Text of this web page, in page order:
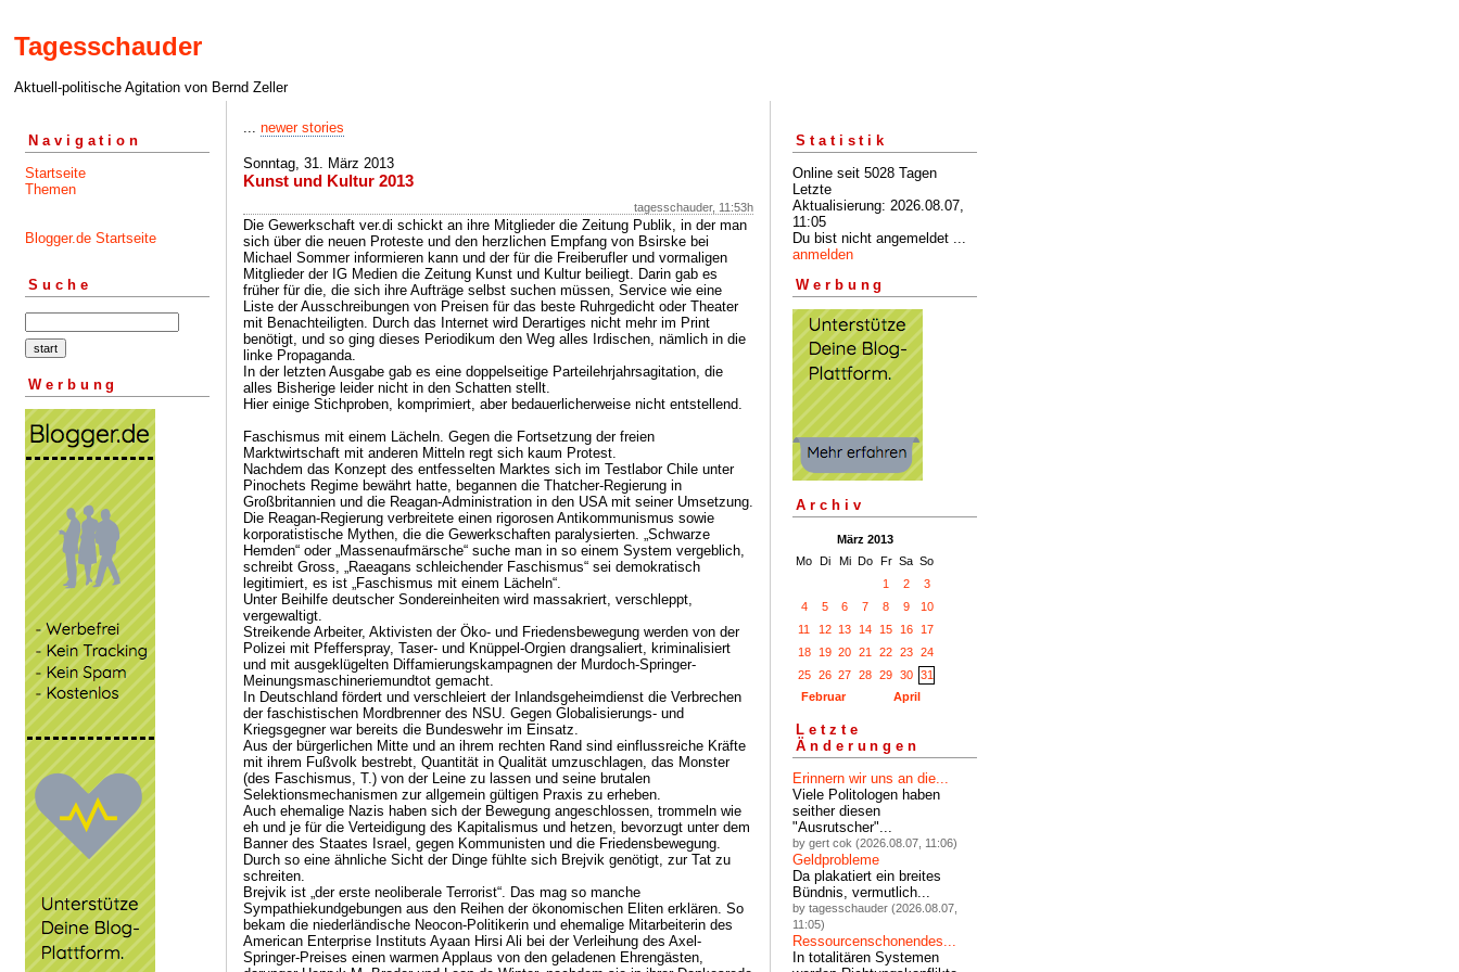
Tagesschauder
Aktuell-politische Agitation von Bernd Zeller
Navigation
Startseite
Themen
Blogger.de Startseite
Suche
Werbung
... newer stories
Sonntag, 31. März 2013
Kunst und Kultur 2013
tagesschauder, 11:53h
Die Gewerkschaft ver.di schickt an ihre Mitglieder die Zeitung Publik, in der man
sich über die neuen Proteste und den herzlichen Empfang von Bsirske bei
Michael Sommer informieren kann und der für die Freiberufler und vormaligen
Mitglieder der IG Medien die Zeitung Kunst und Kultur beiliegt. Darin gab es
früher für die, die sich ihre Aufträge selbst suchen müssen, Service wie eine
Liste der Ausschreibungen von Preisen für das beste Ruhrgedicht oder Theater
mit Benachteiligten. Durch das Internet wird Derartiges nicht mehr im Print
benötigt, und so ging dieses Periodikum den Weg alles Irdischen, nämlich in die
linke Propaganda.
In der letzten Ausgabe gab es eine doppelseitige Parteilehrjahrsagitation, die
alles Bisherige leider nicht in den Schatten stellt.
Hier einige Stichproben, komprimiert, aber bedauerlicherweise nicht entstellend.
Faschismus mit einem Lächeln. Gegen die Fortsetzung der freien
Marktwirtschaft mit anderen Mitteln regt sich kaum Protest.
Nachdem das Konzept des entfesselten Marktes sich im Testlabor Chile unter
Pinochets Regime bewährt hatte, begannen die Thatcher-Regierung in
Großbritannien und die Reagan-Administration in den USA mit seiner Umsetzung.
Die Reagan-Regierung verbreitete einen rigorosen Antikommunismus sowie
korporatistische Mythen, die die Gewerkschaften paralysierten. „Schwarze
Hemden“ oder „Massenaufmärsche“ suche man in so einem System vergeblich,
schreibt Gross, „Raeagans schleichender Faschismus“ sei demokratisch
legitimiert, es ist „Faschismus mit einem Lächeln“.
Unter Beihilfe deutscher Sondereinheiten wird massakriert, verschleppt,
vergewaltigt.
Streikende Arbeiter, Aktivisten der Öko- und Friedensbewegung werden von der
Polizei mit Pfefferspray, Taser- und Knüppel-Orgien drangsaliert, kriminalisiert
und mit ausgeklügelten Diffamierungskampagnen der Murdoch-Springer-
Meinungsmaschineriemundtot gemacht.
In Deutschland fördert und verschleiert der Inlandsgeheimdienst die Verbrechen
der faschistischen Mordbrenner des NSU. Gegen Globalisierungs- und
Kriegsgegner war bereits die Bundeswehr im Einsatz.
Aus der bürgerlichen Mitte und an ihrem rechten Rand sind einflussreiche Kräfte
mit ihrem Fußvolk bestrebt, Quantität in Qualität umzuschlagen, das Monster
(des Faschismus, T.) von der Leine zu lassen und seine brutalen
Selektionsmechanismen zur allgemein gültigen Praxis zu erheben.
Auch ehemalige Nazis haben sich der Bewegung angeschlossen, trommeln wie
eh und je für die Verteidigung des Kapitalismus und hetzen, bevorzugt unter dem
Banner des Staates Israel, gegen Kommunisten und die Friedensbewegung.
Durch so eine ähnliche Sicht der Dinge fühlte sich Brejvik genötigt, zur Tat zu
schreiten.
Brejvik ist „der erste neoliberale Terrorist“. Das mag so manche
Sympathiekundgebungen aus den Reihen der ökonomischen Eliten erklären. So
bekam die niederländische Neocon-Politikerin und ehemalige Mitarbeiterin des
American Enterprise Instituts Ayaan Hirsi Ali bei der Verleihung des Axel-
Springer-Preises einen warmen Applaus von den geladenen Ehrengästen,
Statistik
Online seit 5028 Tagen
Letzte
Aktualisierung: 2026.08.07,
11:05
Du bist nicht angemeldet ...
anmelden
Werbung
Archiv
März 2013
Mo Di Mi Do Fr Sa So
1
2
3
4
5 6 7 8 9
10
11
12 13 14 15 16
17
18
19 20 21 22 23
24
25
26 27 28 29 30
31
Februar
April
Letzte
Änderungen
Erinnern wir uns an die...
Viele Politologen haben
seither diesen
"Ausrutscher"...
by gert cok (2026.08.07, 11:06)
Geldprobleme
Da plakatiert ein breites
Bündnis, vermutlich...
by tagesschauder (2026.08.07,
11:05)
Ressourcenschonendes...
In totalitären Systemen